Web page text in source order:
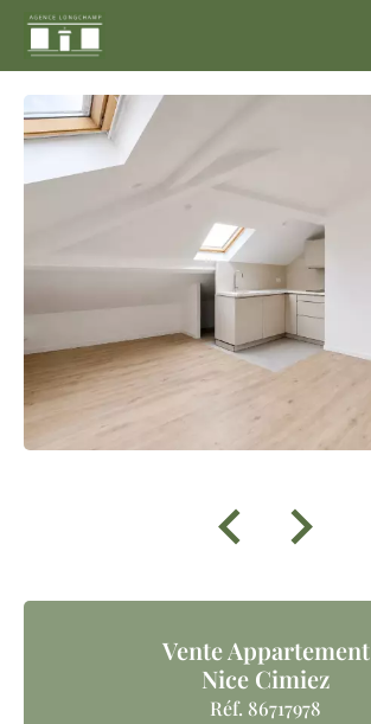
Vente Appartement
Nice Cimiez
Réf. 86717978